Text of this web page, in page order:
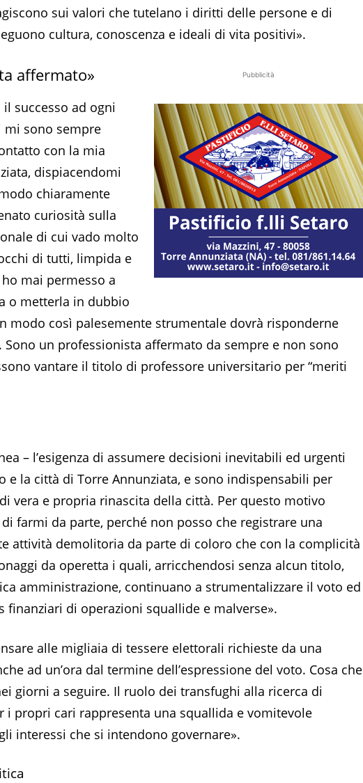
sui valori che tutelano i diritti delle persone e di
cultura, conoscenza e ideali di vita positivi».
Pubblicità
affermato»
successo ad ogni
mi sono sempre
con la mia
dispiacendomi
chiaramente
curiosità sulla
di cui vado molto
di tutti, limpida e
mai permesso a
o metterla in dubbio
modo così palesemente strumentale dovrà risponderne
Sono un professionista affermato da sempre e non sono
vantare il titolo di professore universitario per “meriti
– l’esigenza di assumere decisioni inevitabili ed urgenti
e la città di Torre Annunziata, e sono indispensabili per
vera e propria rinascita della città. Per questo motivo
farmi da parte, perché non posso che registrare una
attività demolitoria da parte di coloro che con la complicità
da operetta i quali, arricchendosi senza alcun titolo,
amministrazione, continuano a strumentalizzare il voto ed
finanziari di operazioni squallide e malverse».
alle migliaia di tessere elettorali richieste da una
ad un’ora dal termine dell’espressione del voto. Cosa che
giorni a seguire. Il ruolo dei transfughi alla ricerca di
i propri cari rappresenta una squallida e vomitevole
interessi che si intendono governare».